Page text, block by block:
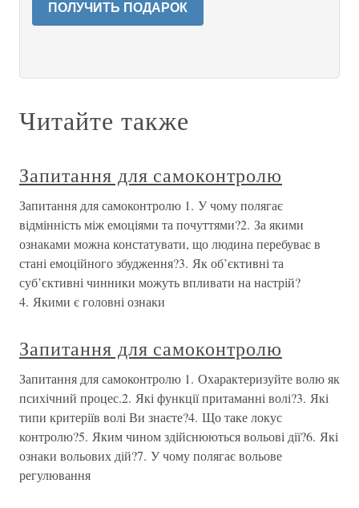
ПОЛУЧИТЬ ПОДАРОК
Читайте также
Запитання для самоконтролю
Запитання для самоконтролю 1. У чому полягає
відмінність між емоціями та почуттями?2. За якими
ознаками можна констатувати, що людина перебуває в
стані емоційного збудження?3. Як об’єктивні та
суб’єктивні чинники можуть впливати на настрій?
4. Якими є головні ознаки
Запитання для самоконтролю
Запитання для самоконтролю 1. Охарактеризуйте волю як
психічний процес.2. Які функції притаманні волі?3. Які
типи критеріїв волі Ви знаєте?4. Що таке локус
контролю?5. Яким чином здійснюються вольові дії?6. Які
ознаки вольових дій?7. У чому полягає вольове
регулювання